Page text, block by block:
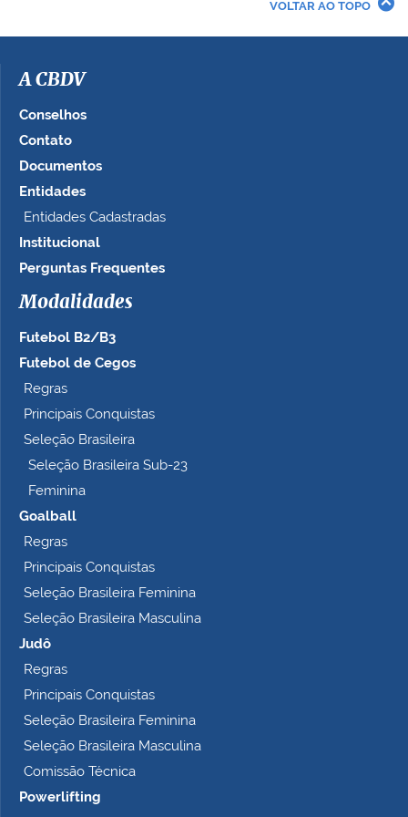
i
a
e
n
o
t
m
a
n
o
o
m
e
t
VOLTAR AO TOPO
A CBDV
Conselhos
Contato
Documentos
Entidades
Entidades Cadastradas
Institucional
Perguntas Frequentes
Modalidades
Futebol B2/B3
Futebol de Cegos
Regras
Principais Conquistas
Seleção Brasileira
Seleção Brasileira Sub-23
Feminina
Goalball
Regras
Principais Conquistas
Seleção Brasileira Feminina
Seleção Brasileira Masculina
Judô
Regras
Principais Conquistas
Seleção Brasileira Feminina
Seleção Brasileira Masculina
Comissão Técnica
Powerlifting